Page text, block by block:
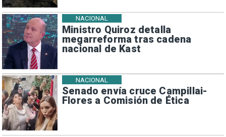
Ministro Quiroz detalla
megarreforma tras cadena
nacional de Kast
NACIONAL
Senado envía cruce Campillai-
Flores a Comisión de Ética
NACIONAL